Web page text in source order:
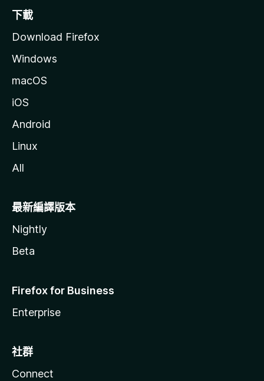
下載
Download Firefox
Windows
macOS
iOS
Android
Linux
All
最新編譯版本
Nightly
Beta
Firefox for Business
Enterprise
社群
Connect